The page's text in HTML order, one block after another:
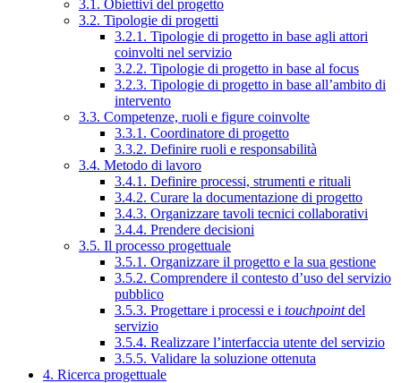
3.1. Obiettivi del progetto
3.2. Tipologie di progetti
3.2.1. Tipologie di progetto in base agli attori
coinvolti nel servizio
3.2.2. Tipologie di progetto in base al focus
3.2.3. Tipologie di progetto in base all’ambito di
intervento
3.3. Competenze, ruoli e figure coinvolte
3.3.1. Coordinatore di progetto
3.3.2. Definire ruoli e responsabilità
3.4. Metodo di lavoro
3.4.1. Definire processi, strumenti e rituali
3.4.2. Curare la documentazione di progetto
3.4.3. Organizzare tavoli tecnici collaborativi
3.4.4. Prendere decisioni
3.5. Il processo progettuale
3.5.1. Organizzare il progetto e la sua gestione
3.5.2. Comprendere il contesto d’uso del servizio
pubblico
3.5.3. Progettare i processi e i touchpointdel
servizio
3.5.4. Realizzare l’interfaccia utente del servizio
3.5.5. Validare la soluzione ottenuta
4. Ricerca progettuale